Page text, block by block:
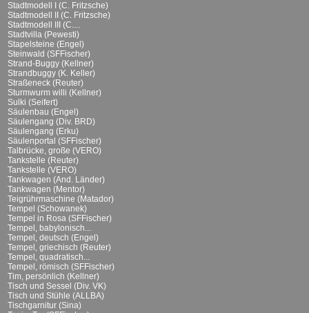
Stadtmodell I (C. Fritzsche)
Stadtmodell II (C. Fritzsche)
Stadtmodell III (C....
Stadtvilla (Pewesti)
Stapelsteine (Engel)
Steinwald (SFFischer)
Strand-Buggy (Kellner)
Strandbuggy (K. Keller)
Straßeneck (Reuter)
Sturmwurm willi (Kellner)
Sulki (Seifert)
Säulenbau (Engel)
Säulengang (Div. BRD)
Säulengang (Erku)
Säulenportal (SFFischer)
Talbrücke, große (VERO)
Tankstelle (Reuter)
Tankstelle (VERO)
Tankwagen (And. Länder)
Tankwagen (Mentor)
Teigrührmaschine (Matador)
Tempel (Schowanek)
Tempel in Rosa (SFFischer)
Tempel, babylonisch...
Tempel, deutsch (Engel)
Tempel, griechisch (Reuter)
Tempel, quadratisch...
Tempel, römisch (SFFischer)
Tim, persönlich (Kellner)
Tisch und Sessel (Div. VK)
Tisch und Stühle (ALLBA)
Tischgarnitur (Sina)